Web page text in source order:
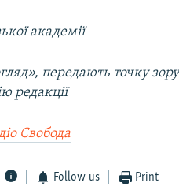
академії
передають точку
редакції
Свобода
Follow us Print